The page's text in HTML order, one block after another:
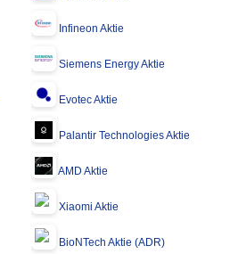
Infineon Aktie
Siemens Energy Aktie
Evotec Aktie
Palantir Technologies Aktie
AMD Aktie
Xiaomi Aktie
BioNTech Aktie (ADR)